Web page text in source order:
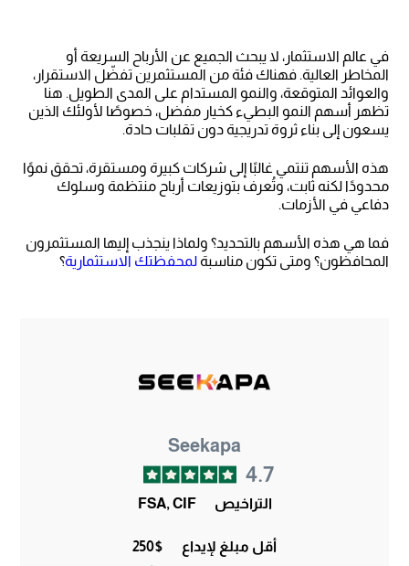
في عالم الاستثمار، لا يبحث الجميع عن الأرباح السريعة أو
المخاطر العالية. فهناك فئة من المستثمرين تفضّل الاستقرار،
والعوائد المتوقعة، والنمو المستدام على المدى الطويل. هنا
تظهر أسهم النمو البطيء كخيار مفضل، خصوصًا لأولئك الذين
يسعون إلى بناء ثروة تدريجية دون تقلبات حادة.
هذه الأسهم تنتمي غالبًا إلى شركات كبيرة ومستقرة، تحقق نموًا
محدودًا لكنه ثابت، وتُعرف بتوزيعات أرباح منتظمة وسلوك
دفاعي في الأزمات.
فما هي هذه الأسهم بالتحديد؟ ولماذا ينجذب إليها المستثمرون
المحافظون؟ ومتى تكون مناسبة لمحفظتك الاستثمارية؟
Seekapa
4.7
التراخيص FSA, CIF
أقل مبلغ لإيداع
250$